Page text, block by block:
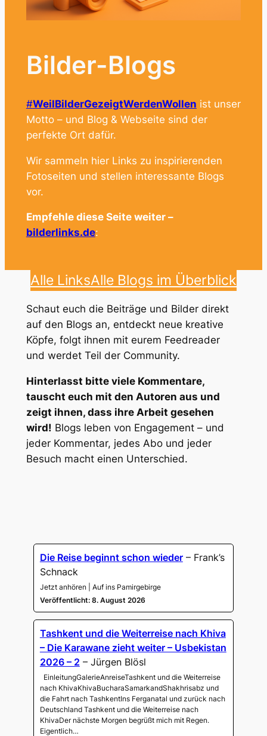
Bilder-Blogs
#WeilBilderGezeigtWerdenWollen ist unser
Motto – und Blog & Webseite sind der
perfekte Ort dafür.
Wir sammeln hier Links zu inspirierenden
Fotoseiten und stellen interessante Blogs
vor.
Empfehle diese Seite weiter –
bilderlinks.de:
Alle LinksAlle Blogs im Überblick
Schaut euch die Beiträge und Bilder direkt
auf den Blogs an, entdeckt neue kreative
Köpfe, folgt ihnen mit eurem Feedreader
und werdet Teil der Community.
Hinterlasst bitte viele Kommentare,
tauscht euch mit den Autoren aus und
zeigt ihnen, dass ihre Arbeit gesehen
wird! Blogs leben von Engagement – und
jeder Kommentar, jedes Abo und jeder
Besuch macht einen Unterschied.
Die Reise beginnt schon wieder– Frank’s
Schnack
Jetzt anhören | Auf ins Pamirgebirge
Veröffentlicht: 8. August 2026
Tashkent und die Weiterreise nach Khiva
– Die Karawane zieht weiter – Usbekistan
2026 – 2 – Jürgen Blösl
EinleitungGalerieAnreiseTashkent und die Weiterreise
nach KhivaKhivaBucharaSamarkandShakhrisabz und
die Fahrt nach TashkentIns Ferganatal und zurück nach
Deutschland Tashkent und die Weiterreise nach
KhivaDer nächste Morgen begrüßt mich mit Regen.
Eigentlich…